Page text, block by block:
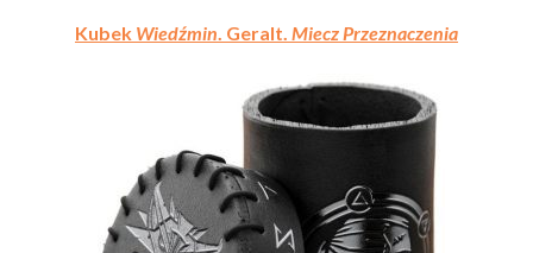
Kubek Wiedźmin. Geralt. Miecz Przeznaczenia